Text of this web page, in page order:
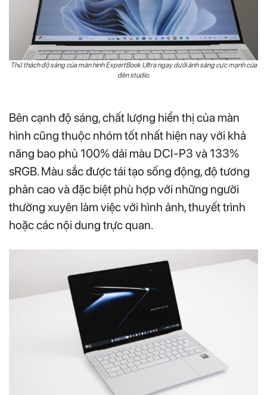
Thử thách độ sáng của màn hình ExpertBook Ultra ngay dưới ánh sáng cực mạnh của
đèn studio.
Bên cạnh độ sáng, chất lượng hiển thị của màn
hình cũng thuộc nhóm tốt nhất hiện nay với khả
năng bao phủ 100% dải màu DCI-P3 và 133%
sRGB. Màu sắc được tái tạo sống động, độ tương
phản cao và đặc biệt phù hợp với những người
thường xuyên làm việc với hình ảnh, thuyết trình
hoặc các nội dung trực quan.